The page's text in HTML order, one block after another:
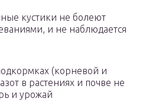
кустики не болеют
и не наблюдается
(корневой и
в растениях и почве не
и урожай